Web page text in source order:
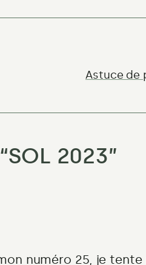
Astuce de
SOL 2023”
numéro 25, je